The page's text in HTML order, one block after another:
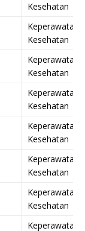
Kesehatan
Keperawatan
Kesehatan
Keperawatan
Kesehatan
Keperawatan
Kesehatan
Keperawatan
Kesehatan
Keperawatan
Kesehatan
Keperawatan
Kesehatan
Keperawatan